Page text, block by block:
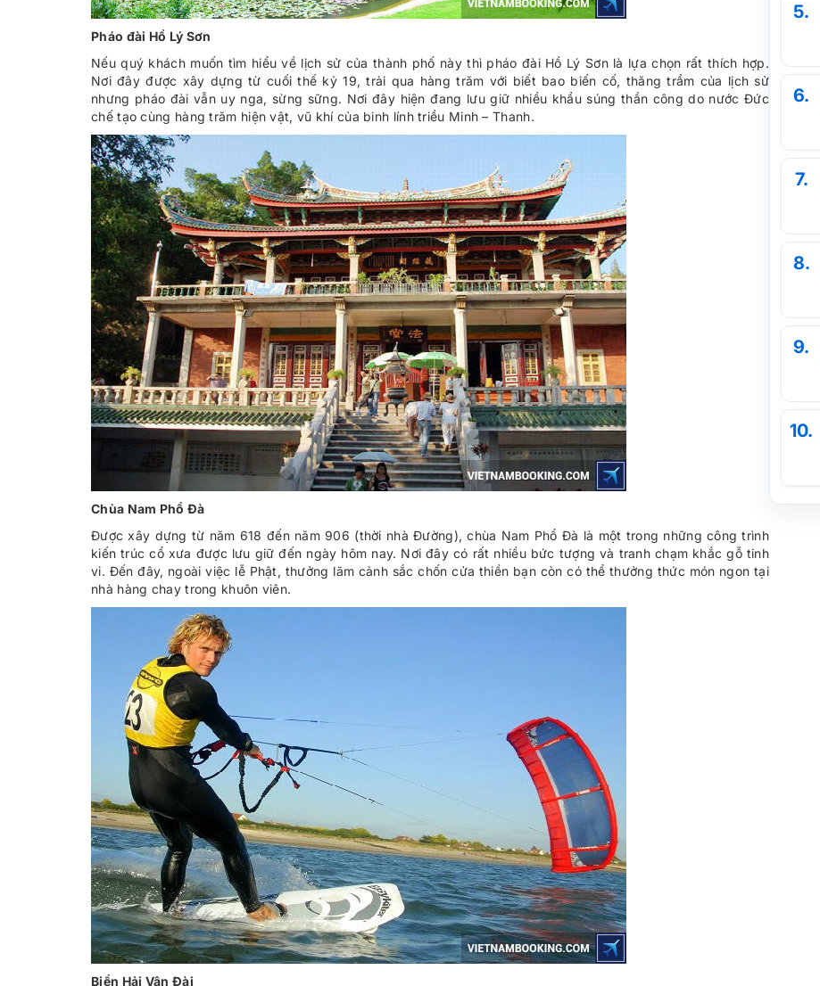
Pháo đài Hồ Lý Sơn
Nếu quý khách muốn tìm hiểu về lịch sử của thành phố này thì pháo đài Hồ Lý Sơn là lựa chọn rất thích hợp.
Nơi đây được xây dựng từ cuối thế kỷ 19, trải qua hàng trăm với biết bao biến cố, thăng trầm của lịch sử
nhưng pháo đài vẫn uy nga, sừng sững. Nơi đây hiện đang lưu giữ nhiều khẩu súng thần công do nước Đức
chế tạo cùng hàng trăm hiện vật, vũ khí của binh lính triều Minh – Thanh.
Chùa Nam Phổ Đà
Được xây dựng từ năm 618 đến năm 906 (thời nhà Đường), chùa Nam Phổ Đà là một trong những công trình
kiến trúc cổ xưa được lưu giữ đến ngày hôm nay. Nơi đây có rất nhiều bức tượng và tranh chạm khắc gỗ tinh
vi. Đến đây, ngoài việc lễ Phật, thưởng lãm cảnh sắc chốn cửa thiền bạn còn có thể thưởng thức món ngon tại
nhà hàng chay trong khuôn viên.
Biển Hải Vận Đài
5.
6.
7.
8.
9.
10.